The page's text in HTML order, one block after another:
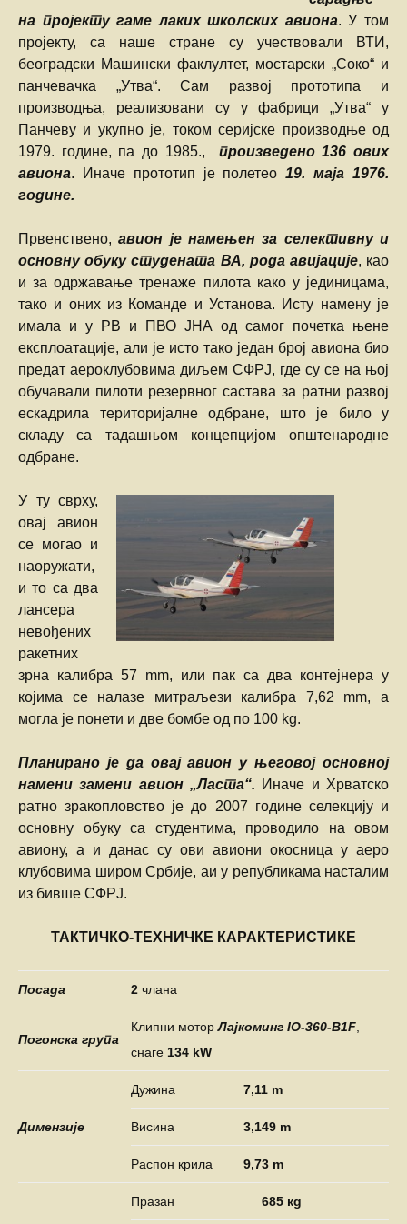
на пројекту гаме лаких школских авиона. У том
пројекту, са наше стране су учествовали ВТИ,
београдски Машински факлултет, мостарски „Соко“ и
панчевачка „Утва“. Сам развој прототипа и
производња, реализовани су у фабрици „Утва“ у
Панчеву и укупно је, током серијске производње од
1979. године, па до 1985., произведено 136 ових
авиона. Иначе прототип је полетео19. маја 1976.
године.
Првенствено,авион је намењен за селективну и
основну обуку студената ВА, рода авијације, као
и за одржавање тренаже пилота како у јединицама,
тако и оних из Команде и Установа. Исту намену је
имала и у РВ и ПВО ЈНА од самог почетка њене
експлоатације, али је исто тако један број авиона био
предат аероклубовима диљем СФРЈ, где су се на њој
обучавали пилоти резервног састава за ратни развој
ескадрила територијалне одбране, што је било у
складу са тадашњом концепцијом општенародне
одбране.
У ту сврху,
овај авион
се могао и
наоружати,
и то са два
лансера
невођених
ракетних
зрна калибра 57 mm, или пак са два контејнера у
којима се налазе митраљези калибра 7,62 mm, а
могла је понети и две бомбе од по 100 kg.
Планирано је да овај авион у његовој основној
намени замени авион „Ласта“. Иначе и Хрватско
ратно зракопловство је до 2007 године селекцију и
основну обуку са студентима, проводило на овом
авиону, а и данас су ови авиони окосница у аеро
клубовима широм Србије, аи у републикама насталим
из бивше СФРЈ.
ТАКТИЧКО-ТЕХНИЧКЕ КАРАКТЕРИСТИКЕ
Посада 2 члана
Погонска група
Клипни моторЛајкоминг IO-360-B1F
снаге 134 kW
Димензије
Дужина 7,11 m
Висина 3,149 m
Распон крила 9,73 m
Празан 685 кg